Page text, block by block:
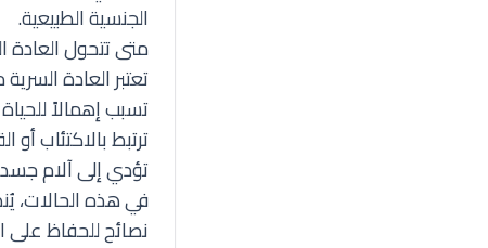
الجنسية الطبيعية.
متى تتحول العادة
تعتبر العادة
تسبب إهمالاً
ترتبط بالاكتئاب أو
تؤدي إلى آلام
في هذه الحالات،
نصائح للحفاظ على